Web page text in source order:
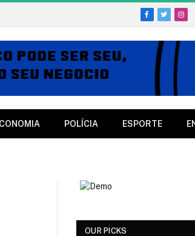
Facebook
Twitter
POLÍCIA ESPORTE
OUR PICKS